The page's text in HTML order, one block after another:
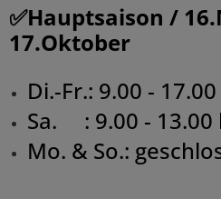
✅Hauptsaison /
17.Oktober
Di.-Fr.: 9.00 -
Sa. : 9.00 - 13.00
Mo. & So.: